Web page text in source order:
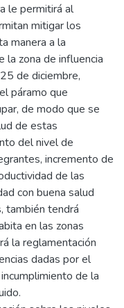
le permitirá al
mitigar los
manera a la
la zona de influencia
de diciembre,
páramo que
de modo que se
de estas
del nivel de
incremento de
de las
con buena salud
también tendrá
en las zonas
la reglamentación
dadas por el
de la